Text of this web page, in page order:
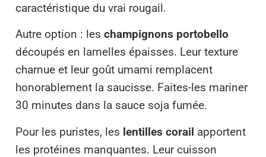
caractéristique du vrai rougail.
Autre option : les champignons portobello
découpés en lamelles épaisses. Leur texture
charnue et leur goût umami remplacent
honorablement la saucisse. Faites-les mariner
30 minutes dans la sauce soja fumée.
Pour les puristes, les lentilles corail apportent
les protéines manquantes. Leur cuisson